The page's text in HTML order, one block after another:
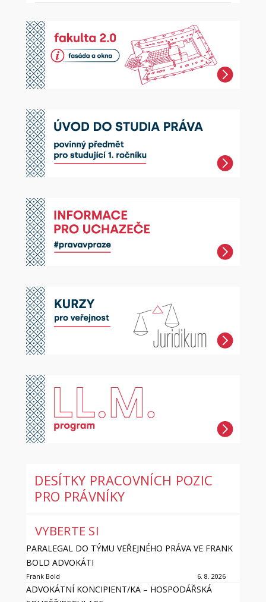
DESÍTKY PRACOVNÍCH POZIC
PRO PRÁVNÍKY
VYBERTE SI
PARALEGAL DO TÝMU VEŘEJNÉHO PRÁVA VE FRANK
BOLD ADVOKÁTI
Frank Bold 6. 8. 2026
ADVOKÁTNÍ KONCIPIENT/KA – HOSPODÁŘSKÁ